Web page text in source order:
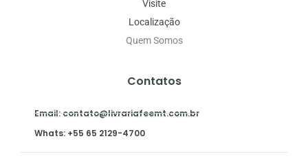
Visite
Localização
Quem Somos
Contatos
Email: contato@livrariafeemt.com.br
Whats: +55 65 2129-4700